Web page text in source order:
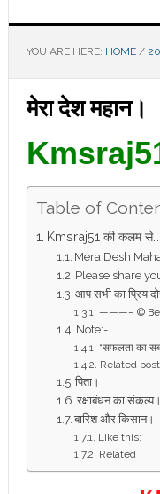
YOU ARE HERE: HOME /
मेरा देश महान।
Table of
Kmsraj51 की कलम से…..
Mera Desh
Please share
आप सभी का प्रिय
———– ©
Note:-
“सफलता का
Related
पिता।
रक्षाबंधन का संकल्प।
बारिश और किसान।
Like this:
Related